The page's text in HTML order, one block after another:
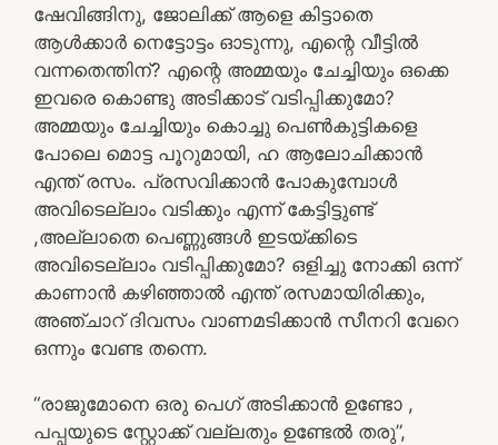
ഷേവിങ്ങിനു, ജോലിക്ക് ആളെ കിട്ടാതെ
ആൾക്കാർ നെട്ടോട്ടം ഓടുന്നു, എന്റെ വീട്ടിൽ
വന്നതെന്തിന്? എന്റെ അമ്മയും ചേച്ചിയും ഒക്കെ
ഇവരെ കൊണ്ടു അടിക്കാട് വടിപ്പിക്കുമോ?
അമ്മയും ചേച്ചിയും കൊച്ചു പെൺകുട്ടികളെ
പോലെ മൊട്ട പൂറുമായി, ഹ ആലോചിക്കാൻ
എന്ത് രസം. പ്രസവിക്കാൻ പോകുമ്പോൾ
അവിടെല്ലാം വടിക്കും എന്ന് കേട്ടിട്ടുണ്ട്
,അല്ലാതെ പെണ്ണുങ്ങൾ ഇടയ്ക്കിടെ
അവിടെല്ലാം വടിപ്പിക്കുമോ? ഒളിച്ചു നോക്കി ഒന്ന്
കാണാൻ കഴിഞ്ഞാൽ എന്ത് രസമായിരിക്കും,
അഞ്ചാറ് ദിവസം വാണമടിക്കാൻ സീനറി വേറെ
ഒന്നും വേണ്ട തന്നെ.
“രാജുമോനെ ഒരു പെഗ് അടിക്കാൻ ഉണ്ടോ ,
പപ്പയുടെ സ്റ്റോക്ക് വല്ലതും ഉണ്ടേൽ തരു”,